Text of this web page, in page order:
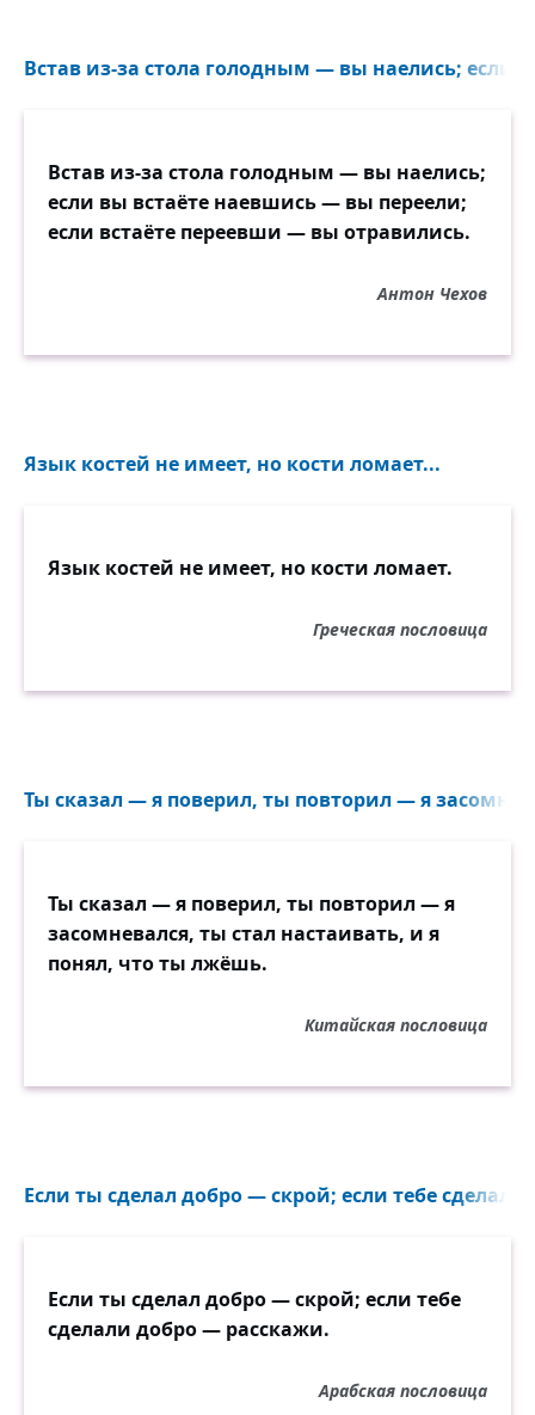
Встав из-за стола голодным — вы наелись; если
Встав из-за стола голодным — вы наелись;
если вы встаёте наевшись — вы переели;
если встаёте переевши — вы отравились.
Антон Чехов
Язык костей не имеет, но кости ломает...
Язык костей не имеет, но кости ломает.
Греческая пословица
Ты сказал — я поверил, ты повторил — я
Ты сказал — я поверил, ты повторил — я
засомневался, ты стал настаивать, и я
понял, что ты лжёшь.
Китайская пословица
Если ты сделал добро — скрой; если тебе
Если ты сделал добро — скрой; если тебе
сделали добро — расскажи.
Арабская пословица